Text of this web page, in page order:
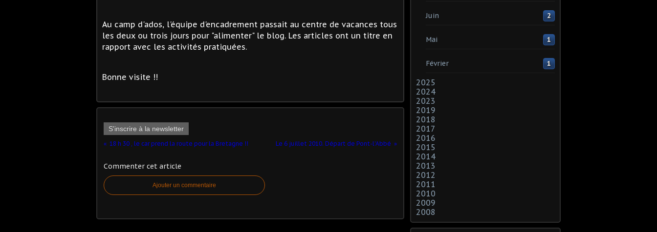
Au camp d'ados, l'équipe d'encadrement passait au centre de vacances tous
les deux ou trois jours pour "alimenter" le blog. Les articles ont un titre en
rapport avec les activités pratiquées.
Bonne visite !!
S'inscrire à la newsletter
18 h 30 , le car prend la route pour la Bretagne !! Le 6 juillet 2010. Départ de Pont-l'Abbé
Commenter cet article
Ajouter un commentaire
Juin 2
Mai 1
Février 1
2025
2024
2023
2019
2018
2017
2016
2015
2014
2013
2012
2011
2010
2009
2008